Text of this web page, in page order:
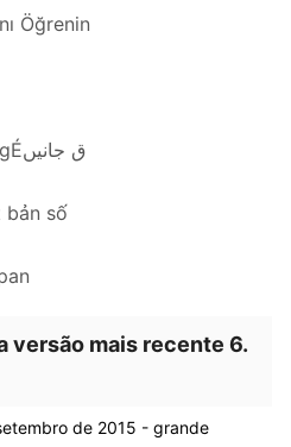
Öğrenin
Urdu: جاپانی نمبروں کے مugÉق جانیں
bản số
versão mais recente 6.
de 2015 - grande